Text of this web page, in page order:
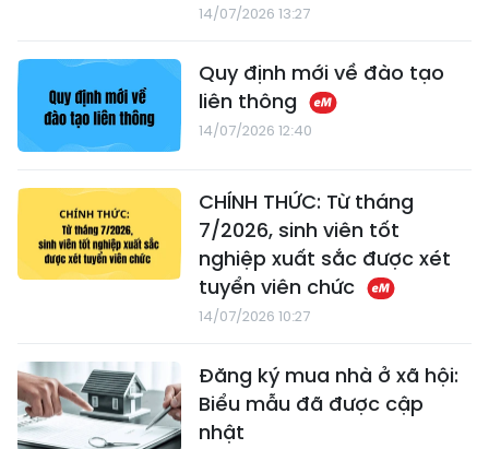
14/07/2026 13:27
Quy định mới về đào tạo
liên thông
14/07/2026 12:40
CHÍNH THỨC: Từ tháng
7/2026, sinh viên tốt
nghiệp xuất sắc được xét
tuyển viên chức
14/07/2026 10:27
Đăng ký mua nhà ở xã hội:
Biểu mẫu đã được cập
nhật